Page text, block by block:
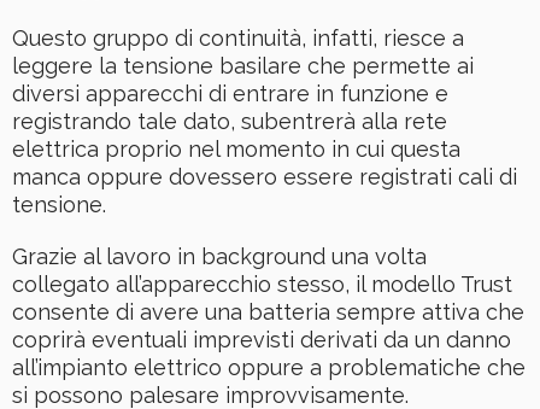
Questo gruppo di continuità, infatti, riesce a
leggere la tensione basilare che permette ai
diversi apparecchi di entrare in funzione e
registrando tale dato, subentrerà alla rete
elettrica proprio nel momento in cui questa
manca oppure dovessero essere registrati cali di
tensione.
Grazie al lavoro in background una volta
collegato all’apparecchio stesso, il modello Trust
consente di avere una batteria sempre attiva che
coprirà eventuali imprevisti derivati da un danno
all’impianto elettrico oppure a problematiche che
si possono palesare improvvisamente.